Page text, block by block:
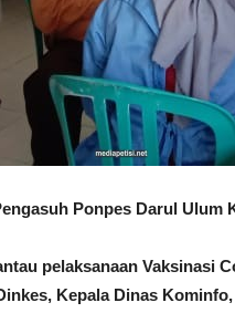
Ponpes Darul
pelaksanaan Vaksinasi
Kepala Dinas